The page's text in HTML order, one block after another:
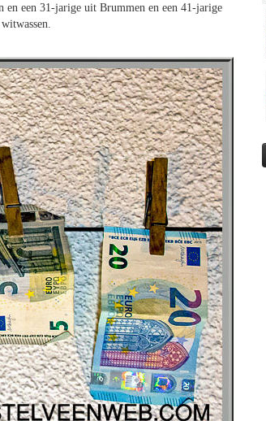
en een 31-jarige uit Brummen en een 41-jarige